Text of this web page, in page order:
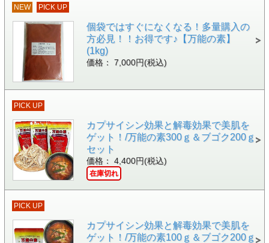
NEW PICK UP
個袋ではすぐになくなる！多量購入の
方必見！！お得です♪【万能の素】
(1kg)
価格： 7,000円(税込)
PICK UP
カプサイシン効果と解毒効果で美肌を
ゲット！/万能の素300ｇ＆ブゴク200ｇ
セット
価格： 4,400円(税込)
在庫切れ
PICK UP
カプサイシン効果と解毒効果で美肌を
ゲット！/万能の素100ｇ＆ブゴク200ｇ